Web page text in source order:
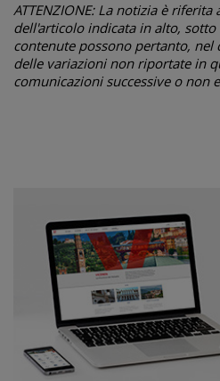
ATTENZIONE: La notizia è
dell'articolo indicata in alto,
contenute possono pertanto, nel
delle variazioni non riportate in
comunicazioni successive o non